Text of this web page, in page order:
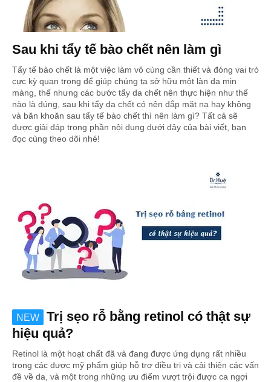
Sau khi tẩy tế bào chết nên làm gì
Tẩy tế bào chết là một việc làm vô cùng cần thiết và đóng vai trò
cực kỳ quan trọng để giúp chúng ta sở hữu một làn da mịn
màng, thế nhưng các bước tẩy da chết nên thực hiện như thế
nào là đúng, sau khi tẩy da chết có nên đắp mặt nạ hay không
và băn khoăn sau tẩy tế bào chết thì nên làm gì? Tất cả sẽ
được giải đáp trong phần nội dung dưới đây của bài viết, bạn
đọc cùng theo dõi nhé!
NEW
Trị sẹo rỗ bằng retinol có thật sự
hiệu quả?
Retinol là một hoạt chất đã và đang được ứng dụng rất nhiều
trong các dược mỹ phẩm giúp hỗ trợ điều trị và cải thiện các vấn
đề về da, và một trong những ưu điểm vượt trội được ca ngợi